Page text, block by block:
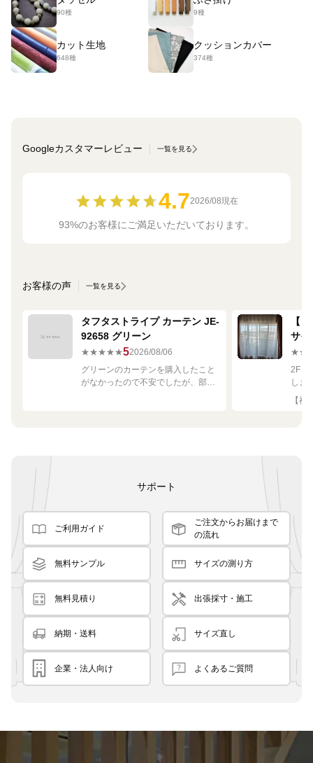
90種 9種
カット生地
648種
クッションカバー
374種
Googleカスタマーレビュー 一覧を見る
4.72026/08現在
93%のお客様にご満足いただいております。
お客様の声 一覧を見る
タフタストライプ カーテン JE-
92658 グリーン
★★★★★52026/08/06
グリーンのカーテンを購入したこと
がなかったので不安でしたが、部屋
【
サイ
2Fリ
しま
し
で
【神
サポート
ご利用ガイド
ご注文からお届けまで
の流れ
無料サンプル サイズの測り方
無料見積り 出張採寸・施工
納期・送料 サイズ直し
企業・法人向け よくあるご質問